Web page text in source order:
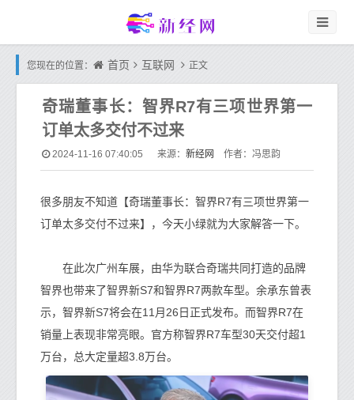
您现在的位置： 首页 互联网 正文
奇瑞董事长：智界R7有三项世界第一
订单太多交付不过来
2024-11-16 07:40:05 来源： 新经网 作者：冯思韵
很多朋友不知道【奇瑞董事长：智界R7有三项世界第一
订单太多交付不过来】，今天小绿就为大家解答一下。
在此次广州车展，由华为联合奇瑞共同打造的品牌
智界也带来了智界新S7和智界R7两款车型。余承东曾表
示，智界新S7将会在11月26日正式发布。而智界R7在
销量上表现非常亮眼。官方称智界R7车型30天交付超1
万台，总大定量超3.8万台。